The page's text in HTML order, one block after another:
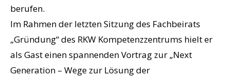
berufen.
Im Rahmen der letzten Sitzung des Fachbeirats
„Gründung“ des RKW Kompetenzzentrums hielt er
als Gast einen spannenden Vortrag zur „Next
Generation – Wege zur Lösung der